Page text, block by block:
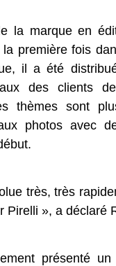
la marque en
première fois
il a été
des clients de
thèmes sont
photos avec
très, très
Pirelli », a déclaré
présenté